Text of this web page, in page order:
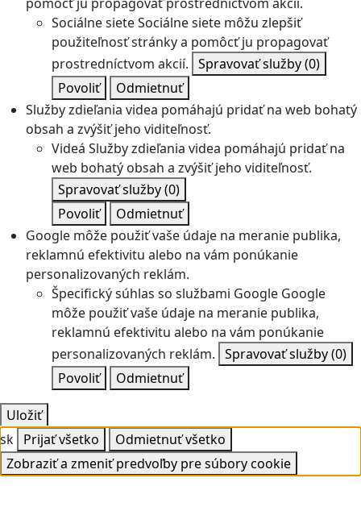
Sociálne sieteSociálne siete môžu zlepšiť
použiteľnosť stránky a pomôcť ju propagovať
prostredníctvom akcií. Spravovať služby(0)
Povoliť
Odmietnuť
Služby zdieľania videa pomáhajú pridať na web bohatý
obsah a zvýšiť jeho viditeľnosť.
Videá Služby zdieľania videa pomáhajú pridať na
web bohatý obsah a zvýšiť jeho viditeľnosť.
Spravovať služby(0)
Povoliť
Odmietnuť
Google môže použiť vaše údaje na meranie publika,
reklamnú efektivitu alebo na vám ponúkanie
personalizovaných reklám.
Špecifický súhlas so službami Google Google
môže použiť vaše údaje na meranie publika,
reklamnú efektivitu alebo na vám ponúkanie
personalizovaných reklám. Spravovať služby(0)
Povoliť
Odmietnuť
Uložiť
sk Prijať všetko
Odmietnuť všetko
Zobraziť a zmeniť predvoľby pre súbory cookie